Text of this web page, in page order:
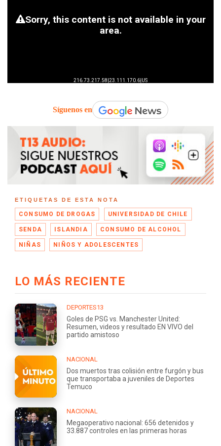
Síguenos en
ETIQUETAS DE ESTA NOTA
CONSUMO DE DROGAS UNIVERSIDAD DE CHILE
SENDA ISLANDIA CONSUMO DE ALCOHOL
NIÑAS NIÑOS Y ADOLESCENTES
LO MÁS RECIENTE
DEPORTES13
Goles de PSG vs. Manchester United:
Resumen, videos y resultado EN VIVO del
partido amistoso
NACIONAL
Dos muertos tras colisión entre furgón y bus
que transportaba a juveniles de Deportes
Temuco
NACIONAL
Megaoperativo nacional: 656 detenidos y
33.887 controles en las primeras horas